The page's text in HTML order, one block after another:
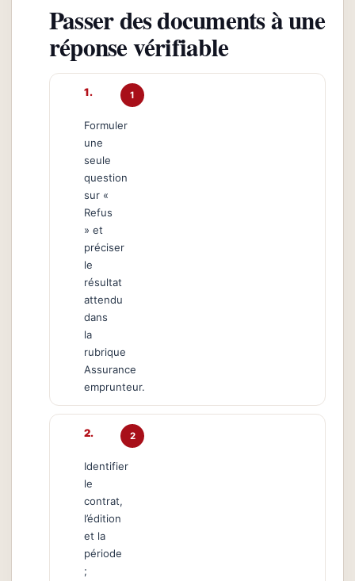
Passer des documents à une
réponse vérifiable
1
Formuler
une
seule
question
sur «
Refus
» et
préciser
le
résultat
attendu
dans
la
rubrique
Assurance
emprunteur.
2
Identifier
le
contrat,
l’édition
et la
période
;